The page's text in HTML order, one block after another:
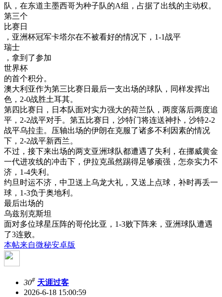
队，在东道主墨西哥为种子队的A组，占据了出线的主动权。
第三个
比赛日
，亚洲杯冠军卡塔尔在不被看好的情况下，1-1战平
瑞士
，拿到了参加
世界杯
的首个积分。
澳大利亚作为第三比赛日最后一支出场的球队，同样发挥出
色，2-0战胜土耳其。
第四比赛日，日本队面对实力强大的荷兰队，两度落后两度追
平，2-2战平对手。第五比赛日，沙特门将连送神扑，沙特2-2
战平乌拉圭。压轴出场的伊朗在克服了诸多不利因素的情况
下，2-2战平新西兰。
不过，接下来出场的两支亚洲球队都遭遇了失利，在挪威黄金
一代进攻线的冲击下，伊拉克虽然踢得足够顽强，怎奈实力不
济，1-4失利。
约旦时运不济，中卫送上乌龙大礼，又送上点球，补时再丢一
球，1-3负于奥地利。
最后出场的
乌兹别克斯坦
面对多位球星压阵的哥伦比亚，1-3败下阵来，亚洲球队遭遇
了3连败。
本帖来自微秘安卓版
30# 天涯过客
2026-6-18 15:00:59